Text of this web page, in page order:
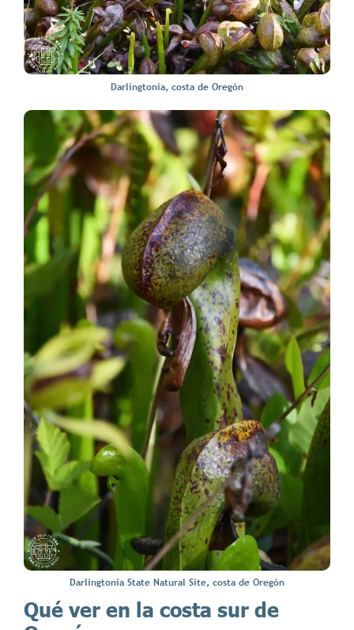
Darlingtonia, costa de Oregón
Darlingtonia State Natural Site, costa de Oregón
Qué ver en la costa sur de